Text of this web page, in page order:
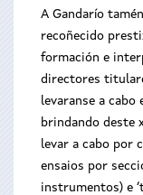
A Gandarío
recoñecido
formación e
directores
levaranse a cabo
brindando deste
levar a cabo por
ensaios por
instrumentos) e